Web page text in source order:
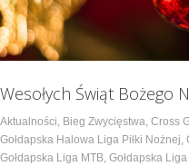
Wesołych Świąt Bożego
Aktualności, Bieg Zwycięstwa, Cross
Gołdapska Halowa Liga Piłki Nożnej,
Gołdapska Liga MTB, Gołdapska